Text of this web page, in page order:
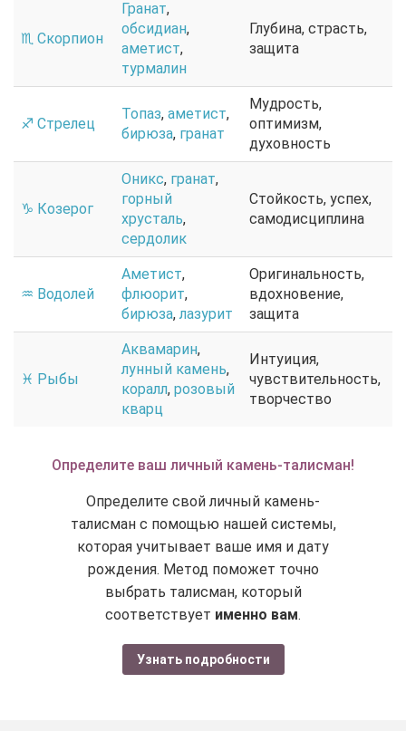
♏ Скорпион
Гранат,
обсидиан,
аметист,
турмалин
Глубина, страсть,
защита
♐ Стрелец
Топаз, аметист,
бирюза, гранат
Мудрость,
оптимизм,
духовность
♑ Козерог
Оникс, гранат,
горный
хрусталь,
сердолик
Стойкость, успех,
самодисциплина
♒ Водолей
Аметист,
флюорит,
бирюза, лазурит
Оригинальность,
вдохновение,
защита
♓ Рыбы
Аквамарин,
лунный камень,
коралл, розовый
кварц
Интуиция,
чувствительность,
творчество
Определите ваш личный камень-талисман!
Определите свой личный камень-
талисман с помощью нашей системы,
которая учитывает ваше имя и дату
рождения. Метод поможет точно
выбрать талисман, который
соответствует именно вам.
Узнать подробности